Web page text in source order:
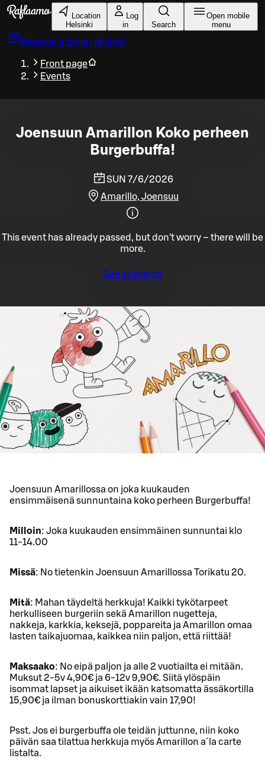
Skip to main content
Location
Helsinki
Log
in
Search
Open mobile
menu
Reserve a table Helsinki
Front page
Events
Joensuun Amarillon Koko perheen
Burgerbuffa!
SUN 7/6/2026
Amarillo, Joensuu
This event has already passed, but don't worry – there will be
more.
See all events
Joensuun Amarillossa on joka kuukauden
ensimmäisenä sunnuntaina koko perheen Burgerbuffa!
Milloin: Joka kuukauden ensimmäinen sunnuntai klo
11-14.00
Missä: No tietenkin Joensuun Amarillossa Torikatu 20.
Mitä: Mahan täydeltä herkkuja! Kaikki tykötarpeet
herkulliseen burgeriin sekä Amarillon nugetteja,
nakkeja, karkkia, keksejä, poppareita ja Amarillon omaa
lasten taikajuomaa, kaikkea niin paljon, että riittää!
Maksaako: No eipä paljon ja alle 2 vuotiailta ei mitään.
Muksut 2-5v 4,90€ ja 6-12v 9,90€. Siitä ylöspäin
isommat lapset ja aikuiset ikään katsomatta ässäkortilla
15,90€ ja ilman bonuskorttiakin vain 17,90!
Psst. Jos ei burgerbuffa ole teidän juttunne, niin koko
päivän saa tilattua herkkuja myös Amarillon a´la carte
listalta.